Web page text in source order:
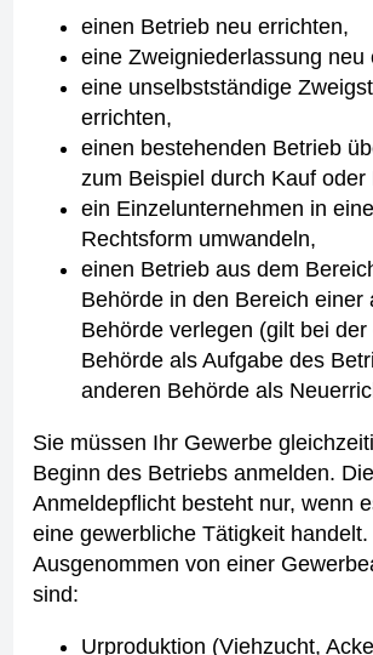
einen Betrieb neu errichten,
eine Zweigniederlassung neu
eine unselbstständige
errichten,
einen bestehenden Betrieb
zum Beispiel durch Kauf oder
ein Einzelunternehmen in
Rechtsform umwandeln,
einen Betrieb aus dem
Behörde in den Bereich einer
Behörde verlegen (gilt bei der
Behörde als Aufgabe des
anderen Behörde als
Sie müssen Ihr Gewerbe
Beginn des Betriebs anmelden. Die
Anmeldepflicht besteht nur, wenn
eine gewerbliche Tätigkeit handelt.
Ausgenommen von einer
sind:
Urproduktion (Viehzucht,